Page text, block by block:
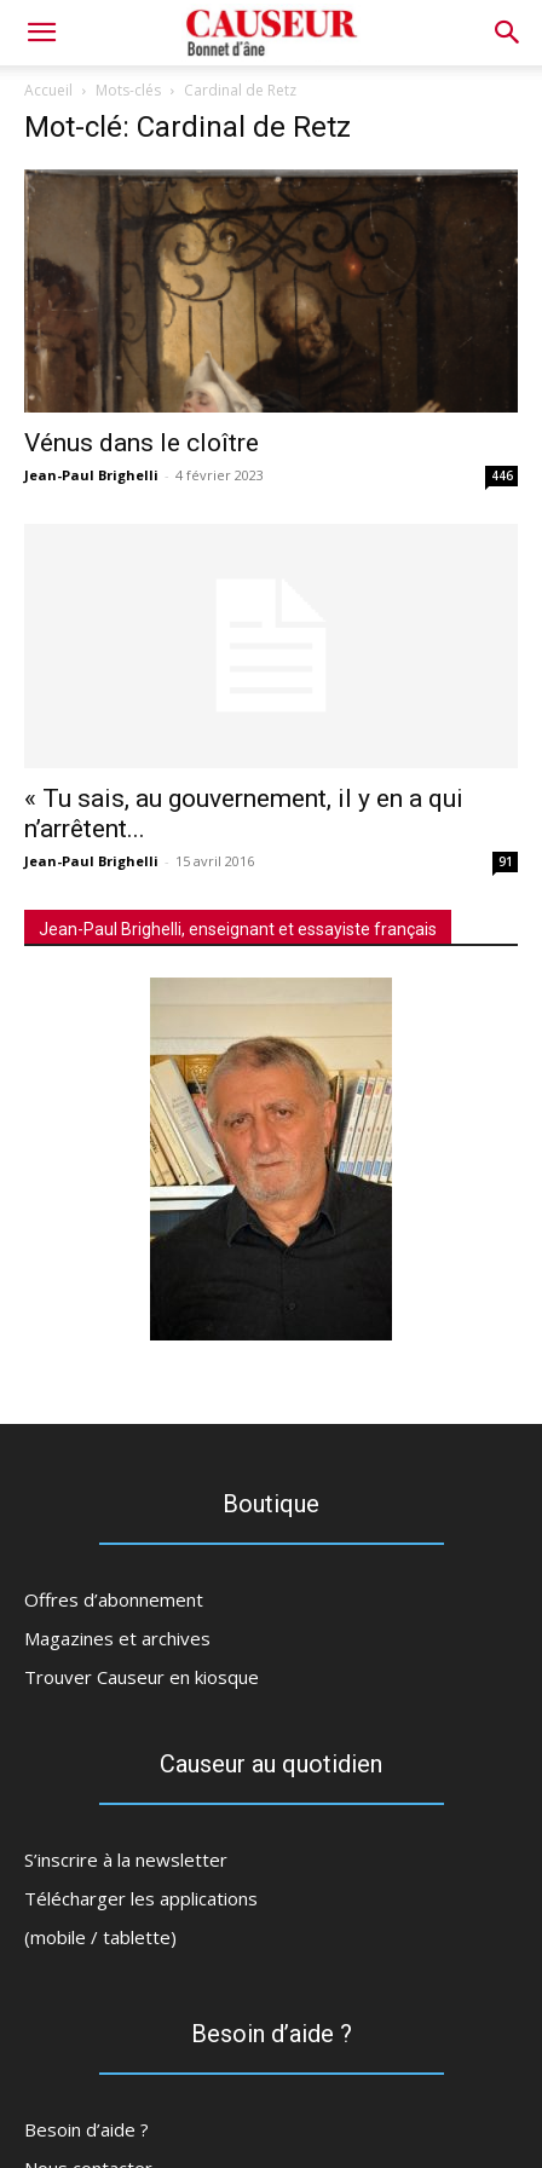
Bonnet
d'âne
Accueil Mots-clés Cardinal de Retz
Mot-clé: Cardinal de Retz
Vénus dans le cloître
Jean-Paul Brighelli - 4 février 2023 446
« Tu sais, au gouvernement, il y en a qui
n’arrêtent...
Jean-Paul Brighelli - 15 avril 2016 91
Jean-Paul Brighelli, enseignant et essayiste français
Boutique
Offres d’abonnement
Magazines et archives
Trouver Causeur en kiosque
Causeur au quotidien
S’inscrire à la newsletter
Télécharger les applications
(mobile / tablette)
Besoin d’aide ?
Besoin d’aide ?